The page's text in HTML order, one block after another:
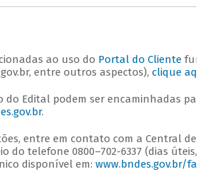
ao uso do Portal do Cliente
entre outros aspectos), clique aqui
do Edital podem ser encaminhadas para
.
entre em contato com a Central de
do telefone 0800–702-6337 (dias úteis,
disponível em: www.bndes.gov.br/